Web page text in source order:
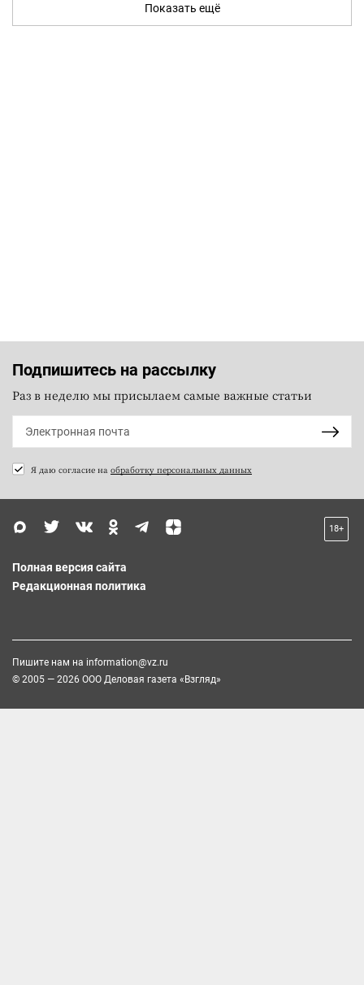
Показать ещё
Подпишитесь на рассылку
Раз в неделю мы присылаем самые важные статьи
Я даю согласие на обработку персональных данных
18+
Полная версия сайта
Редакционная политика
Пишите нам на information@vz.ru
© 2005 — 2026 ООО Деловая газета «Взгляд»